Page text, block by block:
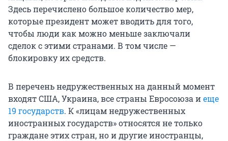
Здесь перечислено большое количество мер,
которые президент может вводить для того,
чтобы люди как можно меньше заключали
сделок с этими странами. В том числе —
блокировку их средств.
В перечень недружественных на данный момент
входят США, Украина, все страны Евросоюза иеще
19 государств. К «лицам недружественных
иностранных государств» относятся не только
граждане этих стран, но и другие иностранцы,